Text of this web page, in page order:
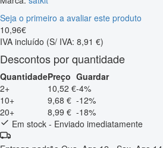
Seja o primeiro a avaliar este produto
10,96€
IVA incluído (S/ IVA: 8,91 €)
Descontos por quantidade
QuantidadePreço Guardar
2+
10,52 €-4%
10+
9,68 € -12%
20+
8,99 € -18%
Em stock - Enviado imediatamente